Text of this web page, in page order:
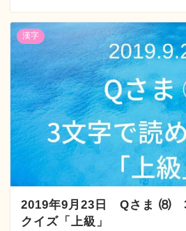
漢字
2019年9月23日 Qさま ⑻ 3
クイズ「上級」